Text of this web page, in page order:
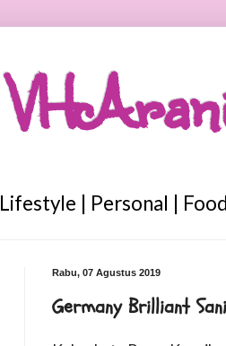
Lifestyle | Personal |
Rabu, 07 Agustus 2019
Germany Brilliant